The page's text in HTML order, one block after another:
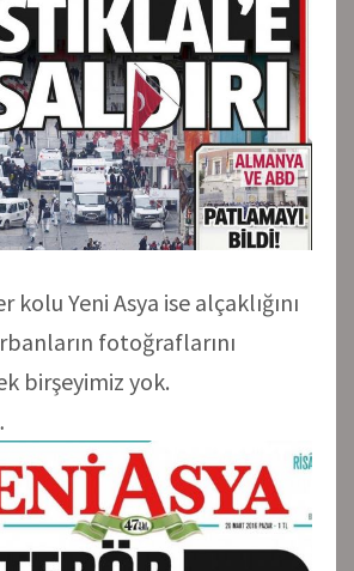
kolu Yeni Asya ise alçaklığını
fotoğraflarını
birşeyimiz yok.